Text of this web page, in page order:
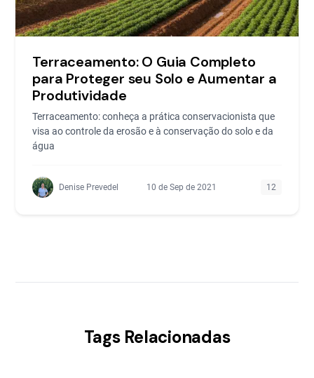
Terraceamento: O Guia Completo
para Proteger seu Solo e Aumentar a
Produtividade
Terraceamento: conheça a prática conservacionista que
visa ao controle da erosão e à conservação do solo e da
água
Denise Prevedel 10 de Sep de 2021 12
Tags Relacionadas